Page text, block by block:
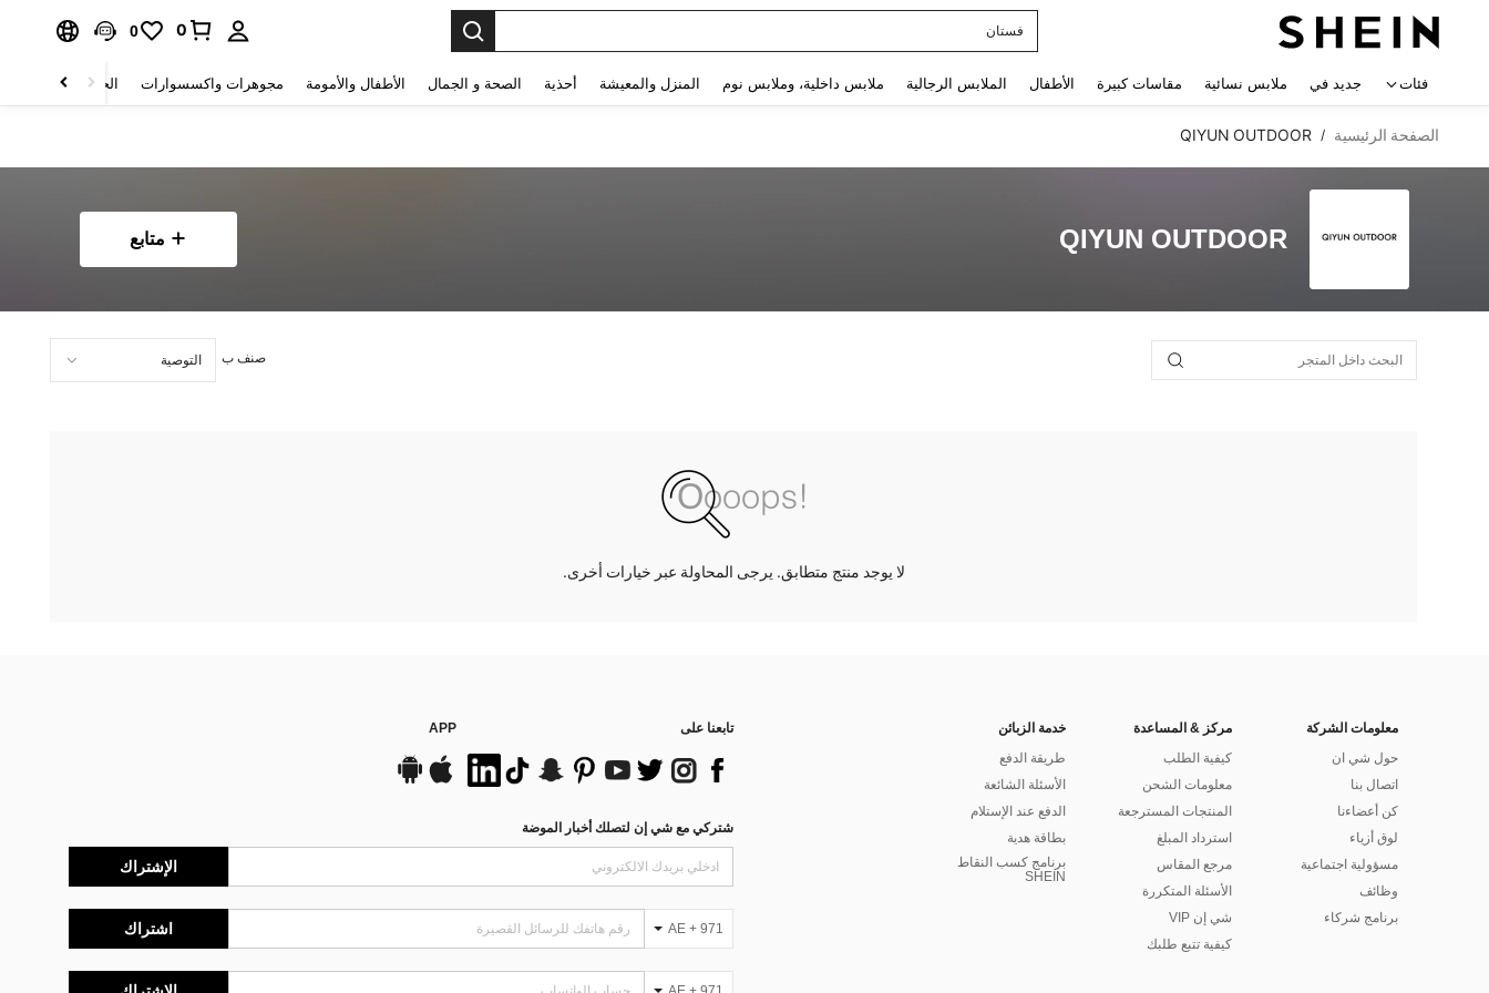
فستان
0
0
فئات جديد في ملابس نسائية مقاسات كبيرة الأطفال الملابس الرجالية ملابس داخلية، وملابس نوم المنزل والمعيشة أحذية الصحة و الجمال الأطفال والأمومة مجوهرات واكسسوارات الحقائب والأمتعة
الصفحة الرئيسية /
QIYUN OUTDOOR
QIYUN OUTDOOR متابع
صنف ب
لا يوجد منتج متطابق. يرجى المحاولة عبر خيارات أخرى.
معلومات الشركة
حول شي ان
اتصال بنا
كن أعضاءنا
لوق أزياء
مسؤولية اجتماعية
وظائف
برنامج شركاء
مركز & المساعدة
كيفية الطلب
معلومات الشحن
المنتجات المسترجعة
استرداد المبلغ
مرجع المقاس
الأسئلة المتكررة
شي إن VIP
كيفية تتبع طلبك
خدمة الزبائن
طريقة الدفع
الأسئلة الشائعة
الدفع عند الإستلام
بطاقة هدية
برنامج كسب النقاط
SHEIN
تابعنا على APP
شتركي مع شي إن لتصلك أخبار الموضة
الإشتراك
AE + 971 اشتراك